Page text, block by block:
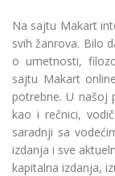
Na sajtu Makart
svih žanrova. Bilo
o umetnosti,
sajtu Makart
potrebne. U našoj
kao i rečnici,
saradnji sa
izdanja i sve
kapitalna izdanja,